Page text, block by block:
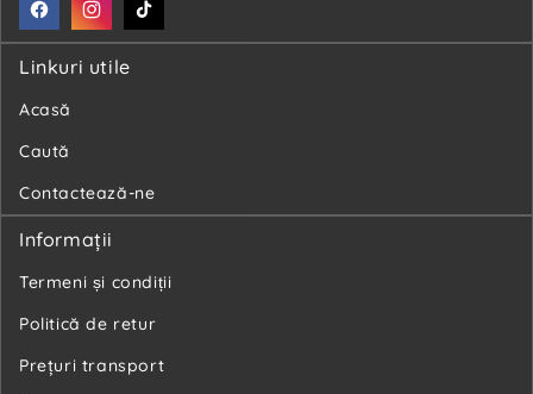
FacebookInstagramTikTok
Linkuri utile
Acasă
Caută
Contactează-ne
Informaţii
Termeni și condiții
Politică de retur
Preţuri transport